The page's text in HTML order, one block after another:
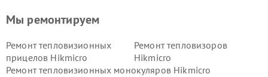
Мы ремонтируем
Ремонт тепловизионных
прицелов Hikmicro
Ремонт тепловизоров
Hikmicro
Ремонт тепловизионных монокуляров Hikmicro